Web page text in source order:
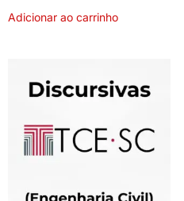
Adicionar ao carrinho